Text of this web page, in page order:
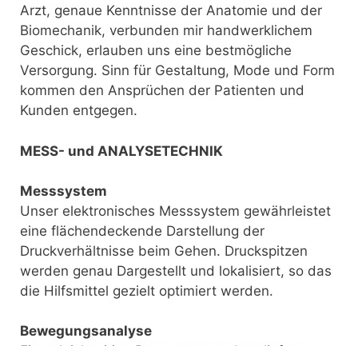
Arzt, genaue Kenntnisse der Anatomie und der
Biomechanik, verbunden mir handwerklichem
Geschick, erlauben uns eine bestmögliche
Versorgung. Sinn für Gestaltung, Mode und Form
kommen den Ansprüchen der Patienten und
Kunden entgegen.
MESS- und ANALYSETECHNIK
Messsystem
Unser elektronisches Messsystem gewährleistet
eine flächendeckende Darstellung der
Druckverhältnisse beim Gehen. Druckspitzen
werden genau Dargestellt und lokalisiert, so das
die Hilfsmittel gezielt optimiert werden.
Bewegungsanalyse